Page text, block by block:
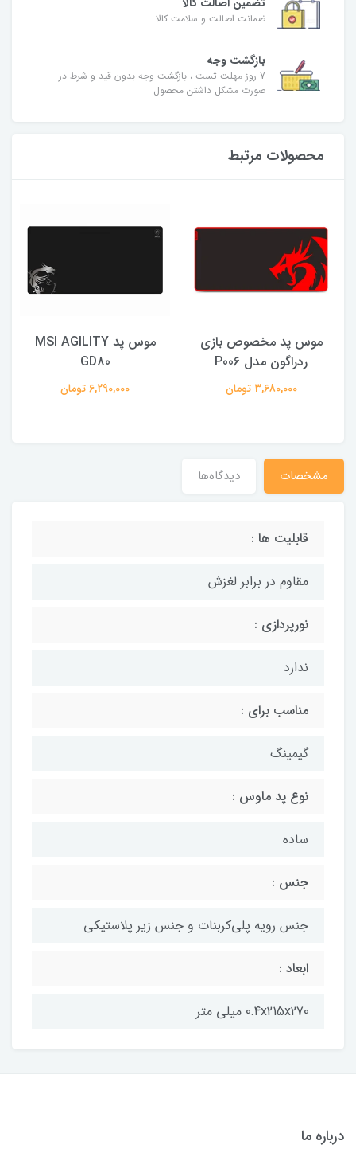
ضمانت اصالت و سلامت کالا
بازگشت وجه
7 روز مهلت تست ، بازگشت وجه بدون قید و شرط در
صورت مشکل داشتن محصول
محصولات مرتبط
موس پد مخصوص بازى
ردراگون مدل P006
3,680,000 تومان
موس پد MSI AGILITY
GD80
6,290,000 تومان
مشخصات دیدگاه‌ها
قابلیت ها :
مقاوم در برابر لغزش
نورپردازی :
ندارد
مناسب برای :
گیمینگ
نوع پد ماوس :
ساده
جنس :
جنس رویه پلی‌کربنات و جنس زیر پلاستیکی
ابعاد :
0.4x215x270 میلی متر
درباره ما